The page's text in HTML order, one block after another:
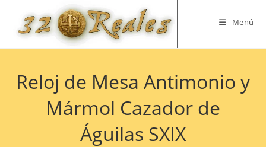
contenido
Menú
Reloj de Mesa Antimonio y
Mármol Cazador de
Águilas SXIX